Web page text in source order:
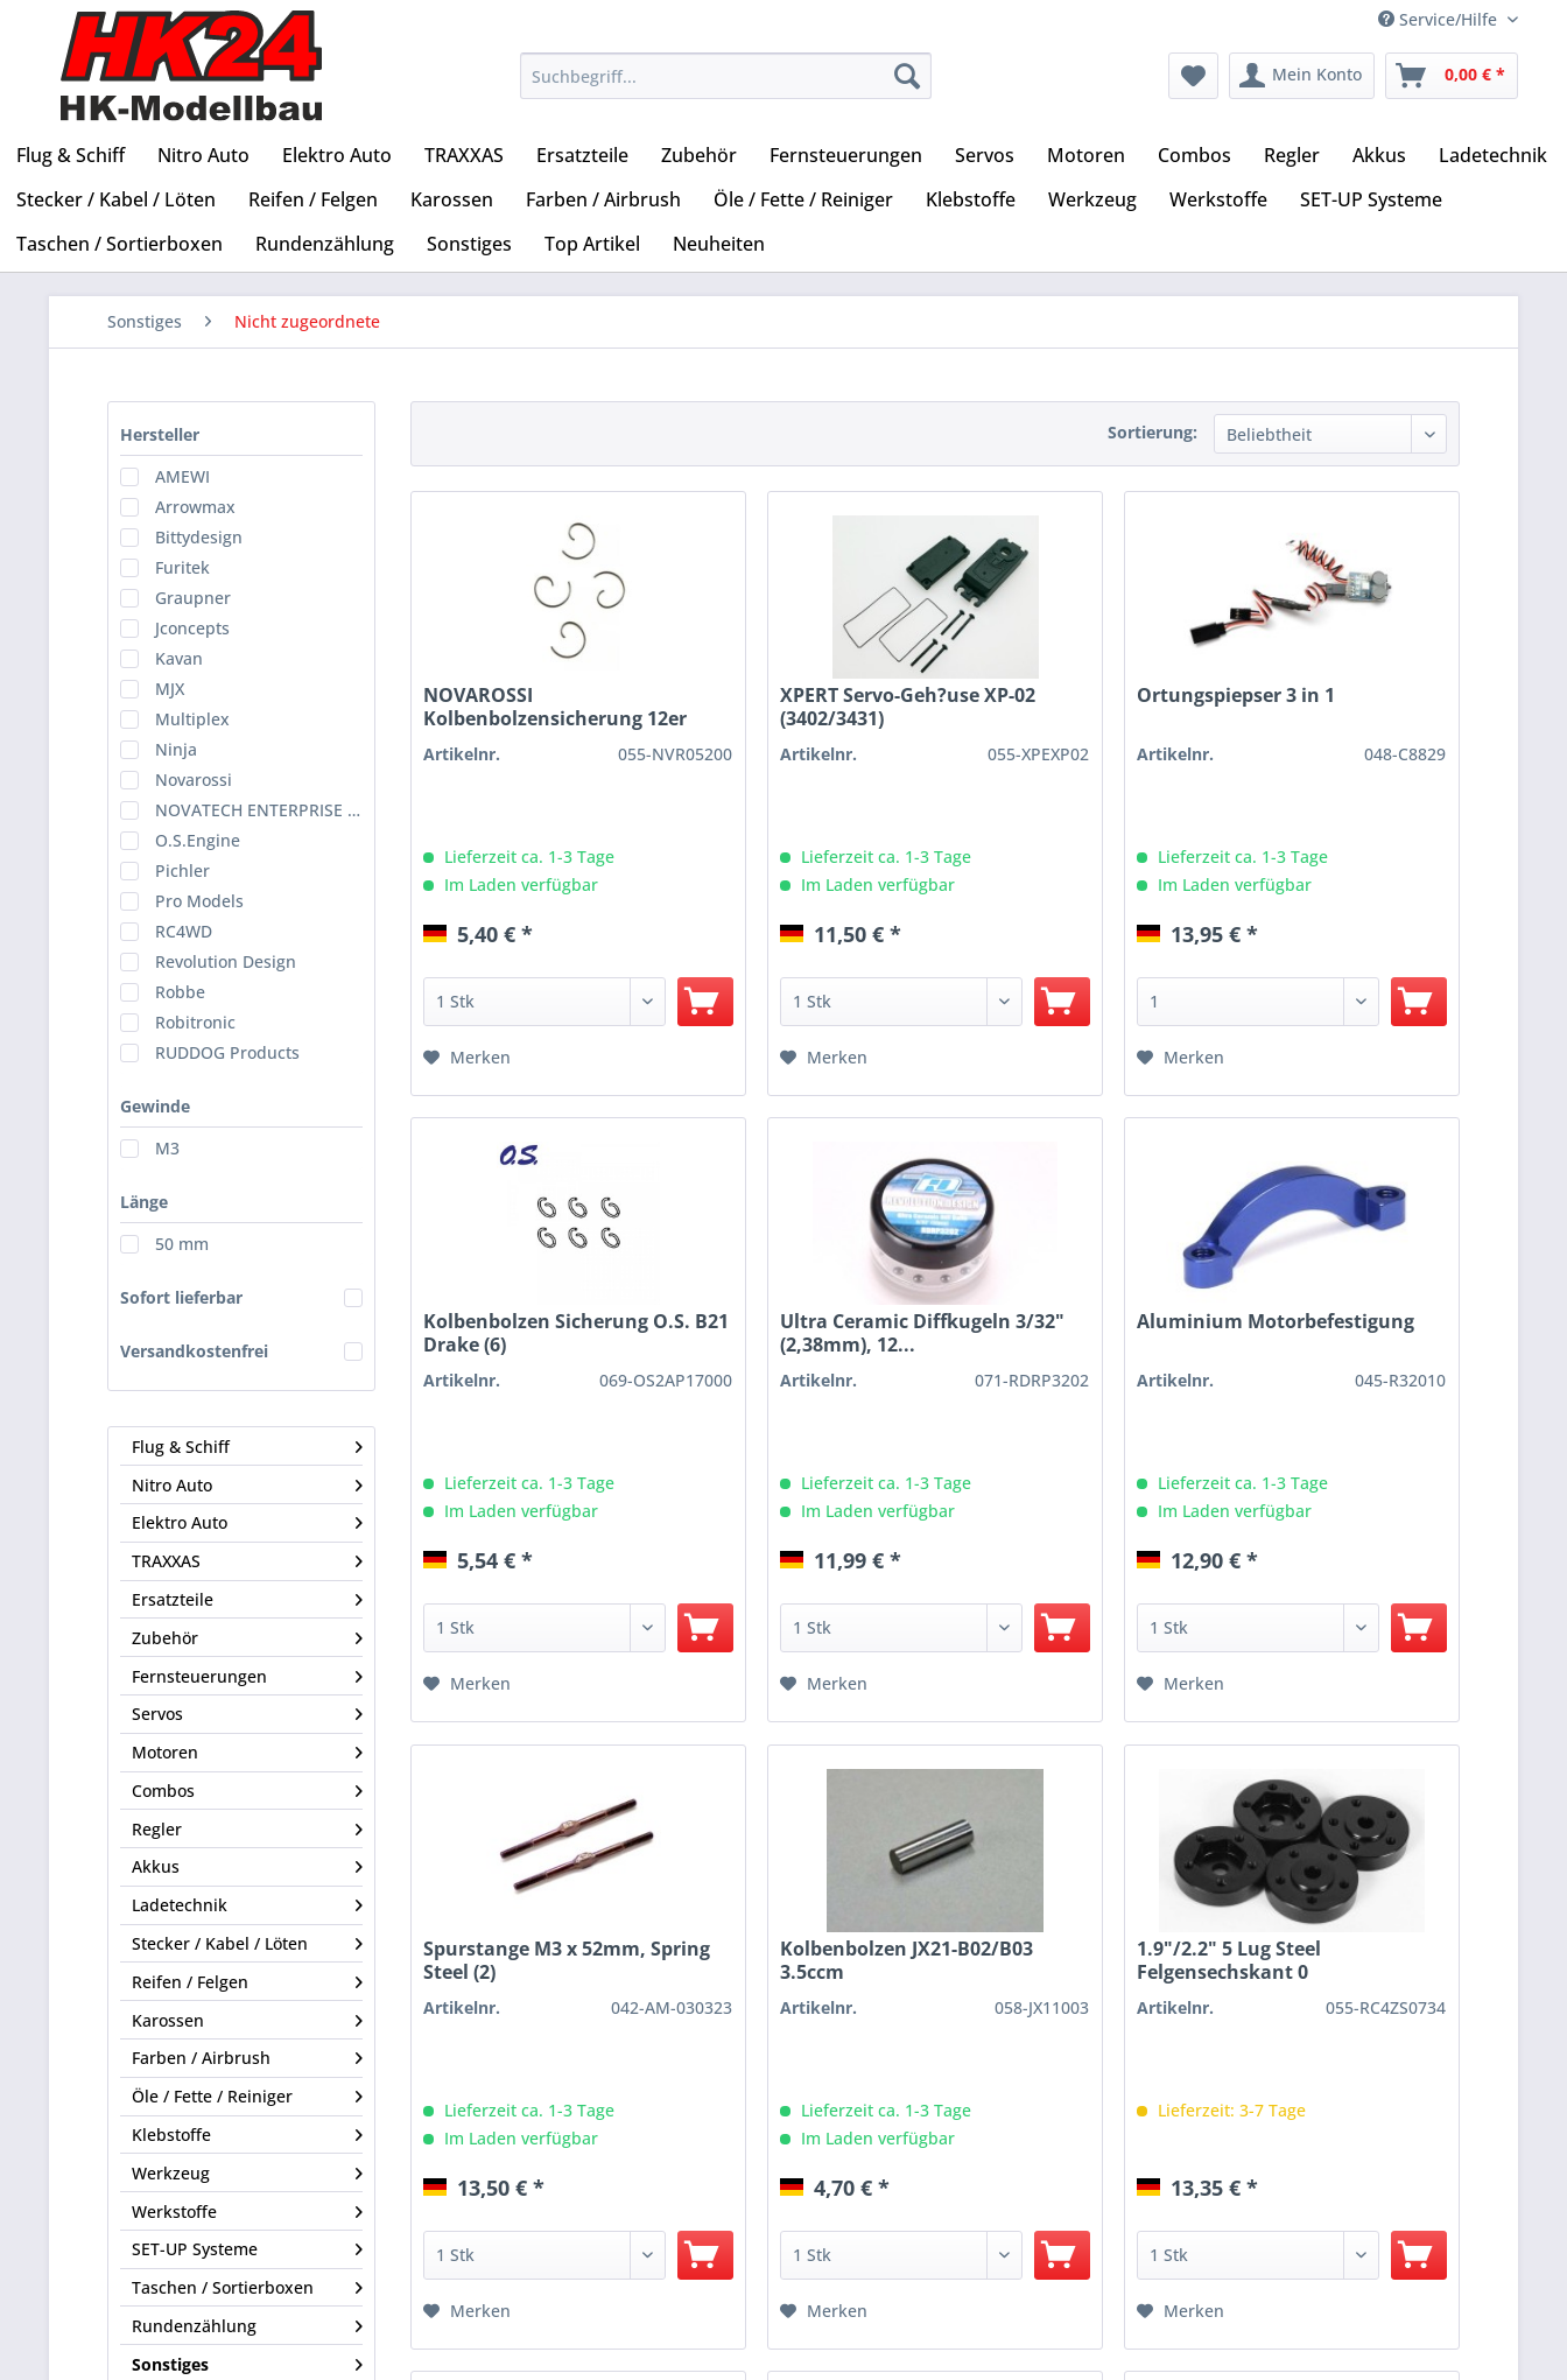
Service/Hilfe
Mein Konto 0,00 € *
Flug & Schiff Nitro Auto Elektro Auto TRAXXAS Ersatzteile Zubehör Fernsteuerungen Servos Motoren Combos Regler Akkus
Ladetechnik
Stecker / Kabel / Löten
Reifen / Felgen Karossen Farben / Airbrush Öle / Fette / Reiniger Klebstoffe Werkzeug Werkstoffe
SET-UP Systeme
Taschen / Sortierboxen
Rundenzählung Sonstiges Top Artikel Neuheiten
Sonstiges Nicht zugeordnete
Hersteller
AMEWI
Arrowmax
Bittydesign
Furitek
Graupner
Jconcepts
Kavan
MJX
Multiplex
Ninja
Novarossi
NOVATECH ENTERPRISE CO.LTD.
O.S.Engine
Pichler
Pro Models
RC4WD
Revolution Design
Robbe
Robitronic
RUDDOG Products
Gewinde
M3
Länge
50 mm
Sofort lieferbar
Versandkostenfrei
Flug & Schiff
Nitro Auto
Elektro Auto
TRAXXAS
Ersatzteile
Zubehör
Fernsteuerungen
Servos
Motoren
Combos
Regler
Akkus
Ladetechnik
Stecker / Kabel / Löten
Reifen / Felgen
Karossen
Farben / Airbrush
Öle / Fette / Reiniger
Klebstoffe
Werkzeug
Werkstoffe
SET-UP Systeme
Taschen / Sortierboxen
Rundenzählung
Sonstiges
Sortierung:
NOVAROSSI
Kolbenbolzensicherung 12er
Motoren
Artikelnr. 055-NVR05200
Lieferzeit ca. 1-3 Tage
Im Laden verfügbar
5,40 € *
Merken
XPERT Servo-Geh?use XP-02
(3402/3431)
Artikelnr. 055-XPEXP02
Lieferzeit ca. 1-3 Tage
Im Laden verfügbar
11,50 € *
Merken
Ortungspiepser 3 in 1
Artikelnr. 048-C8829
Lieferzeit ca. 1-3 Tage
Im Laden verfügbar
13,95 € *
Merken
Kolbenbolzen Sicherung O.S. B21
Drake (6)
Artikelnr. 069-OS2AP17000
Lieferzeit ca. 1-3 Tage
Im Laden verfügbar
5,54 € *
Merken
Ultra Ceramic Diffkugeln 3/32"
(2,38mm), 12...
Artikelnr. 071-RDRP3202
Lieferzeit ca. 1-3 Tage
Im Laden verfügbar
11,99 € *
Merken
Aluminium Motorbefestigung
Artikelnr. 045-R32010
Lieferzeit ca. 1-3 Tage
Im Laden verfügbar
12,90 € *
Merken
Spurstange M3 x 52mm, Spring
Steel (2)
Artikelnr. 042-AM-030323
Lieferzeit ca. 1-3 Tage
Im Laden verfügbar
13,50 € *
Merken
Kolbenbolzen JX21-B02/B03
3.5ccm
Artikelnr. 058-JX11003
Lieferzeit ca. 1-3 Tage
Im Laden verfügbar
4,70 € *
Merken
1.9"/2.2" 5 Lug Steel
Felgensechskant 0
Artikelnr. 055-RC4ZS0734
Lieferzeit: 3-7 Tage
13,35 € *
Merken